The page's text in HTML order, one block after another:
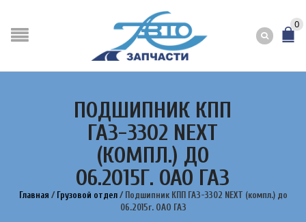
0
ПОДШИПНИК КПП
ГАЗ-3302 NEXT
(КОМПЛ.) ДО
06.2015Г. ОАО ГАЗ
Главная / Грузовой отдел / Подшипник КПП ГАЗ-3302 NEXT (компл.) до
06.2015г. ОАО ГАЗ